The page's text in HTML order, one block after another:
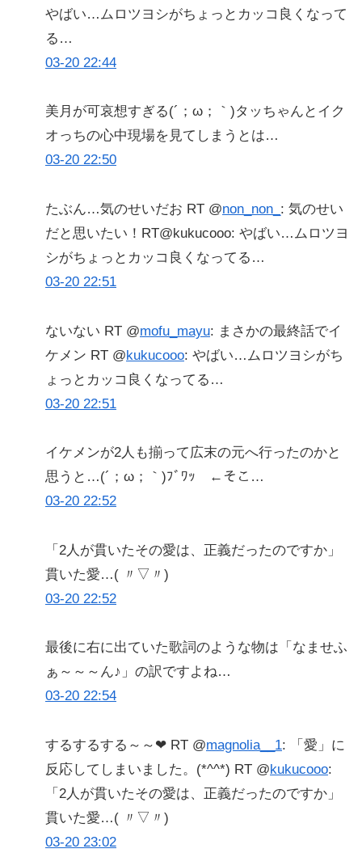
やばい…ムロツヨシがちょっとカッコ良くなって
る…
03-20 22:44
美月が可哀想すぎる(´；ω；｀)タッちゃんとイク
オっちの心中現場を見てしまうとは…
03-20 22:50
たぶん…気のせいだお RT @non_non_ : 気のせい
だと思いたい！RT@kukucooo: やばい…ムロツヨ
シがちょっとカッコ良くなってる…
03-20 22:51
ないない RT @mofu_mayu: まさかの最終話でイ
ケメン RT @kukucooo: やばい…ムロツヨシがち
ょっとカッコ良くなってる…
03-20 22:51
イケメンが2人も揃って広末の元へ行ったのかと
思うと…(´；ω；｀)ﾌﾞﾜｯ ←そこ…
03-20 22:52
「2人が貫いたその愛は、正義だったのですか」
貫いた愛…( 〃▽〃)
03-20 22:52
最後に右に出ていた歌詞のような物は「なませふ
ぁ～～～ん♪」の訳ですよね…
03-20 22:54
するするする～～❤ RT @magnolia__1: 「愛」に
反応してしまいました。(*^^*) RT @kukucooo:
「2人が貫いたその愛は、正義だったのですか」
貫いた愛…( 〃▽〃)
03-20 23:02